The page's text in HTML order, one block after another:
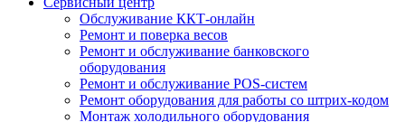
Обслуживание ККТ-онлайн
Ремонт и поверка весов
Ремонт и обслуживание банковского
оборудования
Ремонт и обслуживание POS-систем
Ремонт оборудования для работы со штрих-кодом
Монтаж холодильного оборудования